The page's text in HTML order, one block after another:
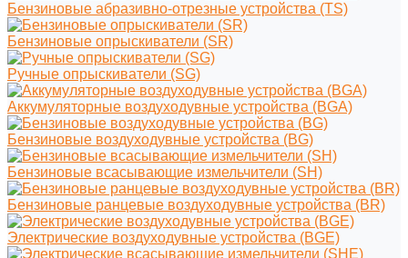
Бензиновые абразивно-отрезные устройства (TS)
Бензиновые опрыскиватели (SR)
Ручные опрыскиватели (SG)
Аккумуляторные воздуходувные устройства (BGA)
Бензиновые воздуходувные устройства (BG)
Бензиновые всасывающие измельчители (SH)
Бензиновые ранцевые воздуходувные устройства (BR)
Электрические воздуходувные устройства (BGE)